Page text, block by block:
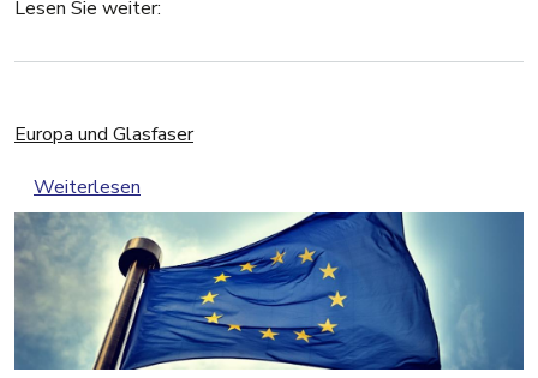
Lesen Sie weiter:
Europa und Glasfaser
Weiterlesen